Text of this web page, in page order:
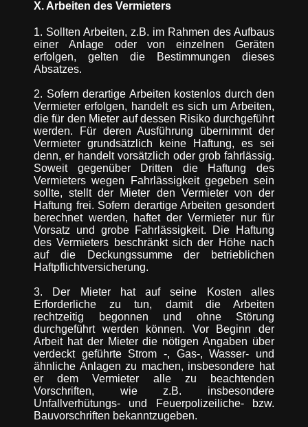
X. Arbeiten des Vermieters
1. Sollten Arbeiten, z.B. im Rahmen des Aufbaus
einer Anlage oder von einzelnen Geräten
erfolgen, gelten die Bestimmungen dieses
Absatzes.
2. Sofern derartige Arbeiten kostenlos durch den
Vermieter erfolgen, handelt es sich um Arbeiten,
die für den Mieter auf dessen Risiko durchgeführt
werden. Für deren Ausführung übernimmt der
Vermieter grundsätzlich keine Haftung, es sei
denn, er handelt vorsätzlich oder grob fahrlässig.
Soweit gegenüber Dritten die Haftung des
Vermieters wegen Fahrlässigkeit gegeben sein
sollte, stellt der Mieter den Vermieter von der
Haftung frei. Sofern derartige Arbeiten gesondert
berechnet werden, haftet der Vermieter nur für
Vorsatz und grobe Fahrlässigkeit. Die Haftung
des Vermieters beschränkt sich der Höhe nach
auf die Deckungssumme der betrieblichen
Haftpflichtversicherung.
3. Der Mieter hat auf seine Kosten alles
Erforderliche zu tun, damit die Arbeiten
rechtzeitig begonnen und ohne Störung
durchgeführt werden können. Vor Beginn der
Arbeit hat der Mieter die nötigen Angaben über
verdeckt geführte Strom -, Gas-, Wasser- und
ähnliche Anlagen zu machen, insbesondere hat
er dem Vermieter alle zu beachtenden
Vorschriften, wie z.B. insbesondere
Unfallverhütungs- und Feuerpolizeiliche- bzw.
Bauvorschriften bekanntzugeben.